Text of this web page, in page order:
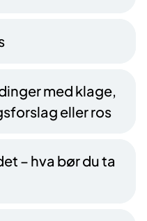
med klage,
eller ros
– hva bør du ta